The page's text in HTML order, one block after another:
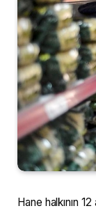
Hane halkının